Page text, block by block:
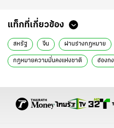
แท็กที่เกี่ยวข้อง
สหรัฐ จีน ผ่านร่างกฎหมาย
กฎหมายความมั่นคงแห่งชาติ ฮ่องกง